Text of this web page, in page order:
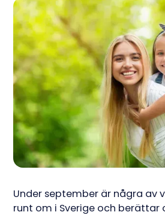
Under september är några av
runt om i Sverige och berättar